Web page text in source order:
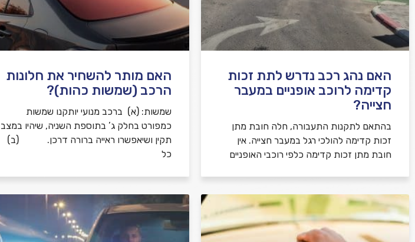
האם נהג רכב נדרש לתת זכות
קדימה לרוכב אופניים במעבר
חצייה?
בהתאם לתקנות התעבורה, חלה חובת מתן
זכות קדימה להולכי רגל במעבר חצייה. אין
חובת מתן זכות קדימה כלפי רוכבי האופניים
האם מותר להשחיר את חלונות
הרכב (שמשות כהות)?
שמשות: (א) ברכב מנועי יותקנו שמשות
כמפורט בחלק ג’ בתוספת השניה, שיהיו במצב
תקין ושיאפשרו ראייה ברורה דרכן. (ב)
כל